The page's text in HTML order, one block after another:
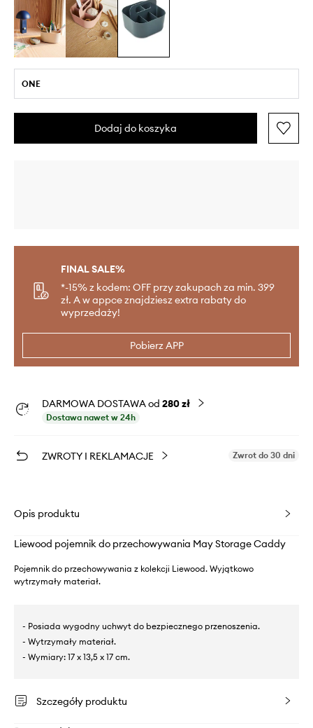
ONE
Dodaj do koszyka
FINAL SALE%
*-15% z kodem: OFF przy zakupach za min. 399
zł. A w appce znajdziesz extra rabaty do
wyprzedaży!
Pobierz APP
DARMOWA DOSTAWA od 280 zł
Dostawa nawet w 24h
ZWROTY I REKLAMACJE Zwrot do 30 dni
Opis produktu
Liewood pojemnik do przechowywania May Storage Caddy
Pojemnik do przechowywania z kolekcji Liewood. Wyjątkowo
wytrzymały materiał.
- Posiada wygodny uchwyt do bezpiecznego przenoszenia.
- Wytrzymały materiał.
- Wymiary: 17 x 13,5 x 17 cm.
Szczegóły produktu